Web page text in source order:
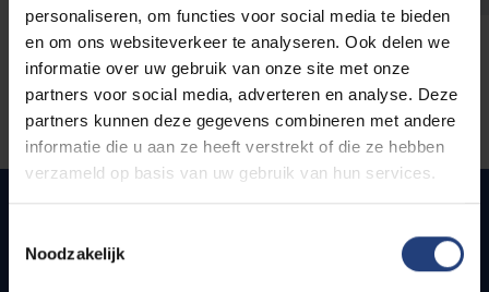
personaliseren, om functies voor social media te bieden
en om ons websiteverkeer te analyseren. Ook delen we
informatie over uw gebruik van onze site met onze
partners voor social media, adverteren en analyse. Deze
partners kunnen deze gegevens combineren met andere
informatie die u aan ze heeft verstrekt of die ze hebben
verzameld op basis van uw gebruik van hun services.
Noodzakelijk
Quick links